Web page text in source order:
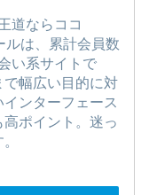
道ならココ
ルは、累計会員数
い系サイトで
幅広い目的に対
ンターフェース
ポイント。迷っ